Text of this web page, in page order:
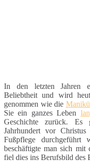
In den letzten Jahren
Beliebtheit und wird
genommen wie die
Sie ein ganzes Leben
Geschichte zurück.
Jahrhundert vor
Fußpflege durchgeführt
beschäftigte man sich mit
fiel dies ins Berufsbild des